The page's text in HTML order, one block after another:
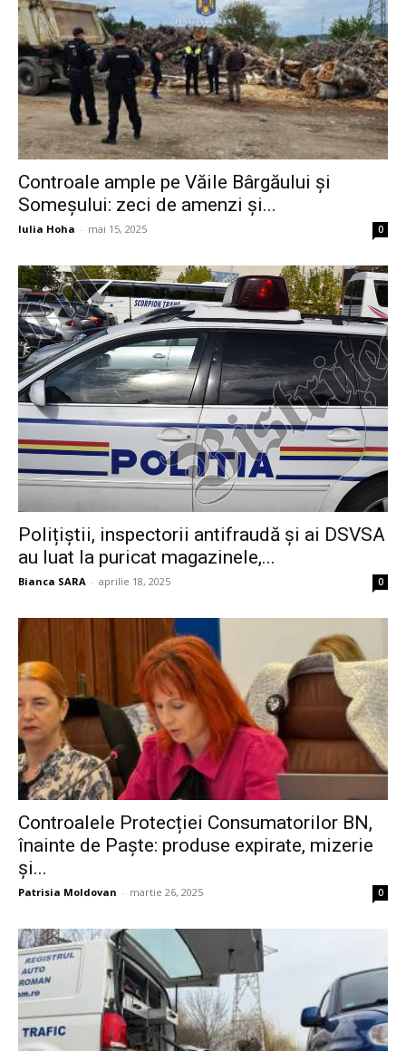
Controale ample pe Văile Bârgăului și
Someșului: zeci de amenzi și...
Iulia Hoha - mai 15, 2025 0
Polițiștii, inspectorii antifraudă și ai DSVSA
au luat la puricat magazinele,...
Bianca SARA - aprilie 18, 2025 0
Controalele Protecției Consumatorilor BN,
înainte de Paște: produse expirate, mizerie
și...
Patrisia Moldovan - martie 26, 2025 0